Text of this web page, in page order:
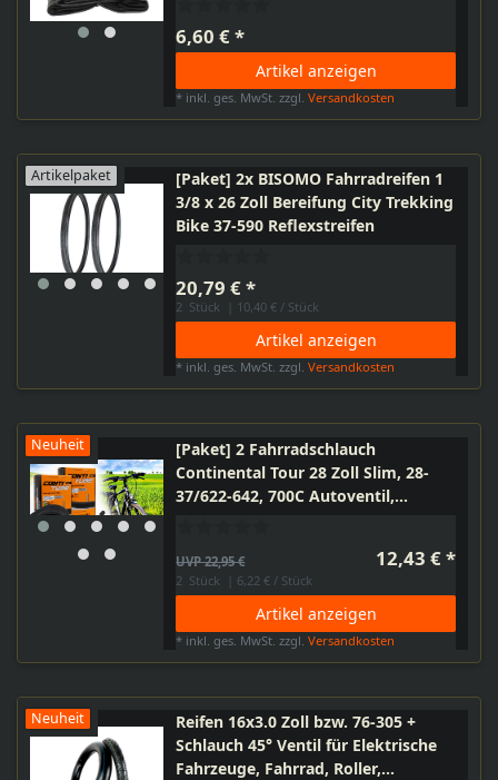
6,60 € *
Artikel anzeigen
* inkl. ges. MwSt. zzgl.Versandkosten
Artikelpaket
[Paket] 2x BISOMO Fahrradreifen 1
3/8 x 26 Zoll Bereifung City Trekking
Bike 37-590 Reflexstreifen
20,79 € *
2 Stück | 10,40 € / Stück
Artikel anzeigen
* inkl. ges. MwSt. zzgl.Versandkosten
Neuheit
[Paket] 2 Fahrradschlauch
Continental Tour 28 Zoll Slim, 28-
37/622-642, 700C Autoventil,
UVP 22,95 € 12,43 € *
2 Stück | 6,22 € / Stück
Artikel anzeigen
* inkl. ges. MwSt. zzgl.Versandkosten
Neuheit
Reifen 16x3.0 Zoll bzw. 76-305 +
Schlauch 45° Ventil für Elektrische
Fahrzeuge, Fahrrad, Roller,